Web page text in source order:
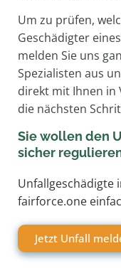
Um zu prüfen,
Geschädigter
melden Sie uns
Spezialisten aus
direkt mit Ihnen in
die nächsten
Sie wollen den
sicher
Unfallgeschädigte
fairforce.one
Jetzt Unfall